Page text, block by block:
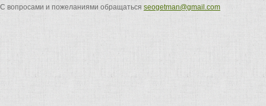
С вопросами и пожеланиями обращаться seogetman@gmail.com